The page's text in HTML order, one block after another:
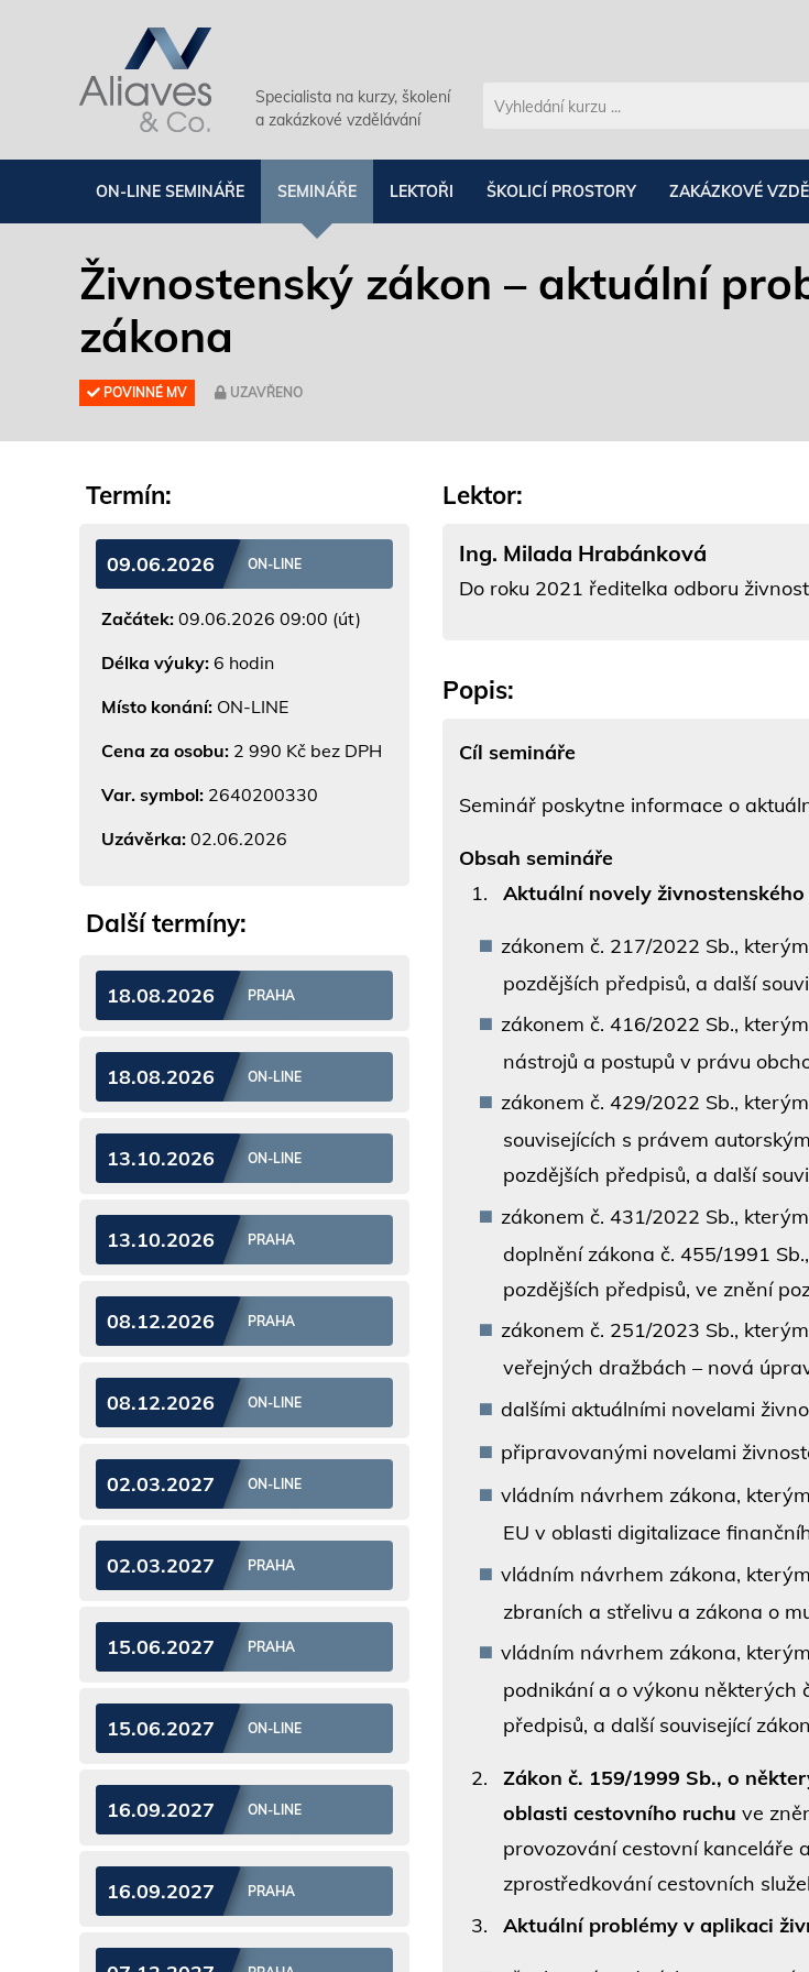
Specialista na kurzy, školení
a zakázkové vzdělávání
ON-LINE SEMINÁŘE SEMINÁŘE LEKTOŘI ŠKOLICÍ PROSTORY ZAKÁZKOVÉ
Živnostenský zákon – aktuální
zákona
POVINNÉ MV UZAVŘENO
Lektor:
Ing. Milada Hrabánková
Do roku 2021 ředitelka odboru
Popis:
Cíl semináře
Seminář poskytne informace o
Obsah semináře
Aktuální novely
zákonem č. 217/2022 Sb.,
pozdějších předpisů, a další
zákonem č. 416/2022 Sb.,
nástrojů a postupů v právu
zákonem č. 429/2022 Sb.,
souvisejících s právem
pozdějších předpisů, a další
zákonem č. 431/2022 Sb.,
doplnění zákona č. 455/1991
pozdějších předpisů, ve znění
zákonem č. 251/2023 Sb.,
veřejných dražbách – nová
dalšími aktuálními novelami
připravovanými novelami
vládním návrhem zákona,
EU v oblasti digitalizace
vládním návrhem zákona,
zbraních a střelivu a zákona o
vládním návrhem zákona,
podnikání a o výkonu některých
předpisů, a další související
Zákon č. 159/1999 Sb., o
oblasti cestovního ruchu ve
provozování cestovní kanceláře
zprostředkování cestovních
Aktuální problémy v aplikaci
Termín:
09.06.2026 ON-LINE
Začátek: 09.06.2026 09:00 (út)
Délka výuky: 6 hodin
Místo konání: ON-LINE
Cena za osobu: 2 990 Kč bez DPH
Var. symbol: 2640200330
Uzávěrka: 02.06.2026
Další termíny:
18.08.2026 PRAHA
18.08.2026 ON-LINE
13.10.2026 ON-LINE
13.10.2026 PRAHA
08.12.2026 PRAHA
08.12.2026 ON-LINE
02.03.2027 ON-LINE
02.03.2027 PRAHA
15.06.2027 PRAHA
15.06.2027 ON-LINE
16.09.2027 ON-LINE
16.09.2027 PRAHA